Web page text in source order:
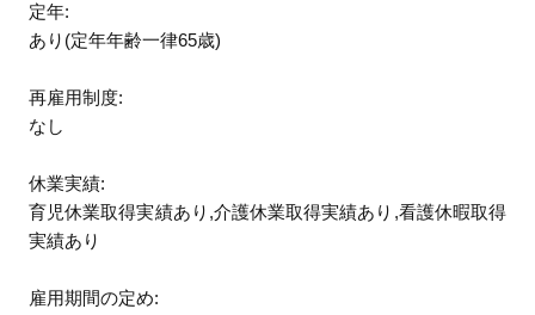
定年:
あり(定年年齢一律65歳)
再雇用制度:
なし
休業実績:
育児休業取得実績あり,介護休業取得実績あり,看護休暇取得
実績あり
雇用期間の定め: